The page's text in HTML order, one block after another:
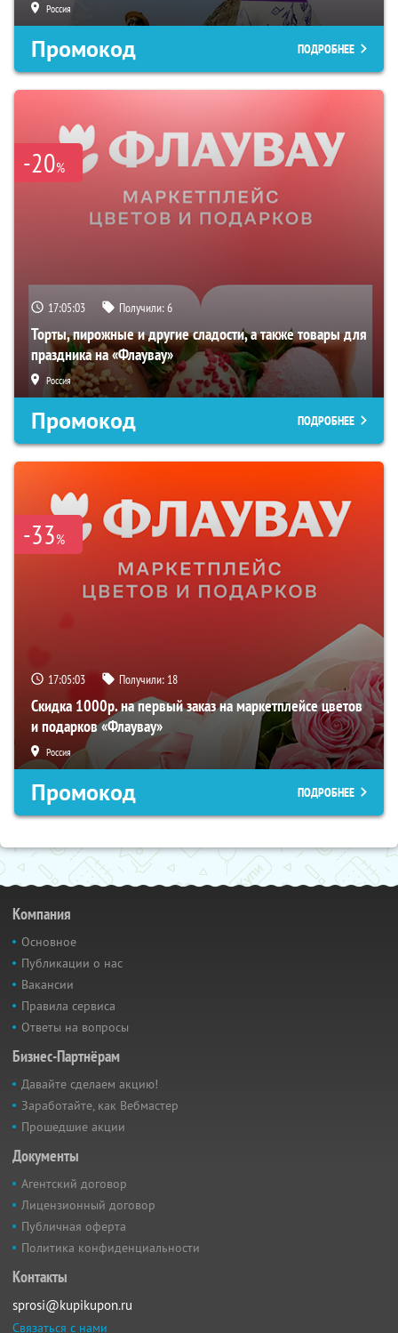
Россия
Промокод ПОДРОБНЕЕ
-20%
17:05:02 Получили:6
Торты, пирожные и другие сладости, а также товары для
праздника на «Флаувау»
Россия
Промокод ПОДРОБНЕЕ
-33%
17:05:02 Получили: 18
Скидка 1000р. на первый заказ на маркетплейсе цветов
и подарков «Флаувау»
Россия
Промокод ПОДРОБНЕЕ
Компания
Основное
Публикации о нас
Вакансии
Правила сервиса
Ответы на вопросы
Бизнес-Партнёрам
Давайте сделаем акцию!
Заработайте, как Вебмастер
Прошедшие акции
Документы
Агентский договор
Лицензионный договор
Публичная оферта
Политика конфиденциальности
Контакты
sprosi@kupikupon.ru
Связаться с нами